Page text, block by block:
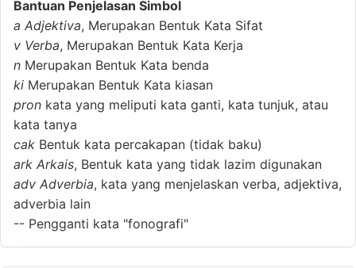
Bantuan Penjelasan Simbol
a Adjektiva, Merupakan Bentuk Kata Sifat
v Verba, Merupakan Bentuk Kata Kerja
n Merupakan Bentuk Kata benda
ki Merupakan Bentuk Kata kiasan
pron kata yang meliputi kata ganti, kata tunjuk, atau
kata tanya
cak Bentuk kata percakapan (tidak baku)
ark Arkais, Bentuk kata yang tidak lazim digunakan
adv Adverbia, kata yang menjelaskan verba, adjektiva,
adverbia lain
-- Pengganti kata "fonografi"